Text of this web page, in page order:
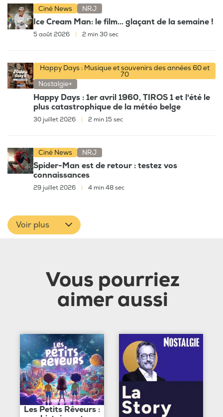
Ciné News NRJ
Ice Cream Man: le film... glaçant de la semaine !
5 août 2026 2 min 30 sec
Happy Days : Musique et souvenirs des années 60 et
70
Nostalgie+
Happy Days : 1er avril 1960, TIROS 1 et l'été le
plus catastrophique de la météo belge
30 juillet 2026 | 2 min 15 sec
Ciné News NRJ
Spider-Man est de retour : testez vos
connaissances
29 juillet 2026 4 min 48 sec
Voir plus
Vous pourriez
aimer aussi
Les Petits Rêveurs :